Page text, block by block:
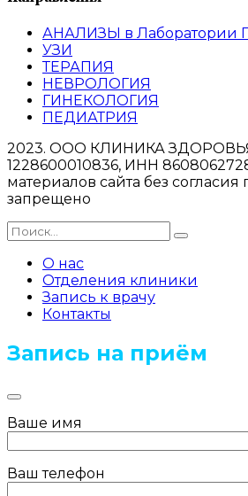
АНАЛИЗЫ в Лаборатории
УЗИ
ТЕРАПИЯ
НЕВРОЛОГИЯ
ГИНЕКОЛОГИЯ
ПЕДИАТРИЯ
2023. ООО КЛИНИКА
1228600010836, ИНН
материалов сайта без согласия
запрещено
О нас
Отделения клиники
Запись к врачу
Контакты
Запись на приём
Ваше имя
Ваш телефон